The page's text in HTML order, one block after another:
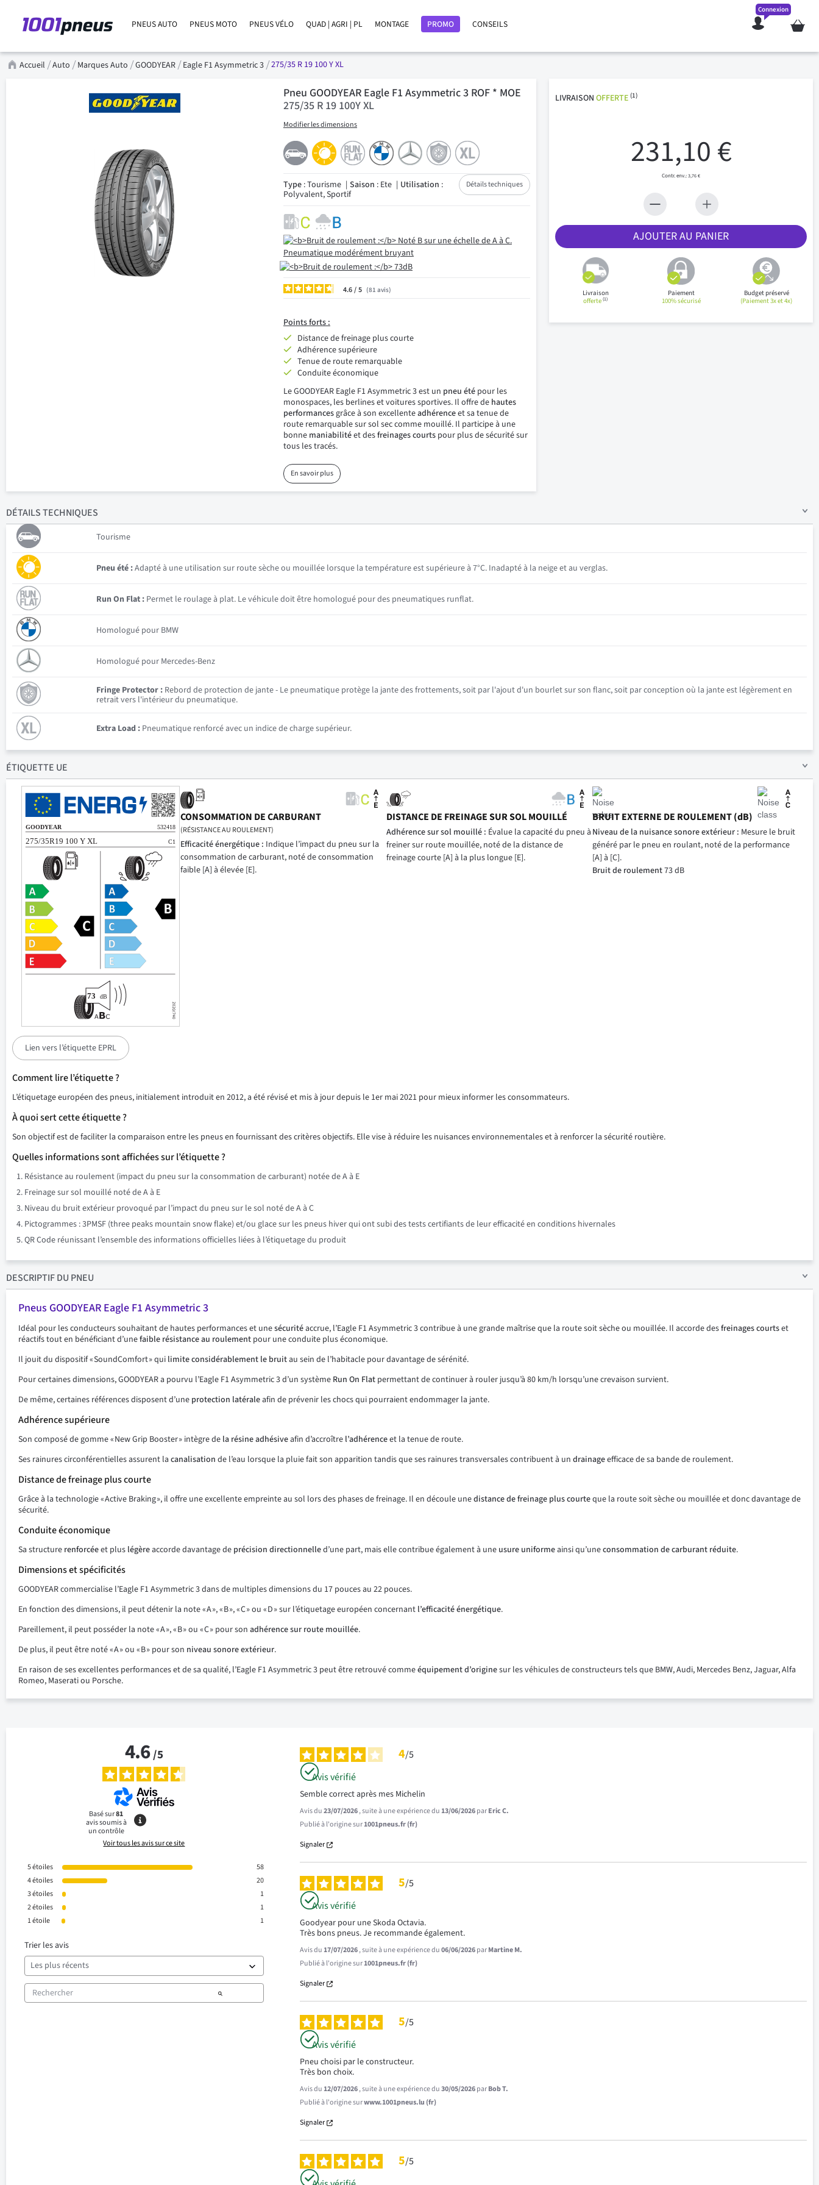
PNEUS AUTO PNEUS MOTO PNEUS VÉLO QUAD | AGRI | PL MONTAGE PROMO CONSEILS Mon
Connexion
Accueil Auto Marques Auto GOODYEAR Eagle F1 Asymmetric 3 275/35 R 19 100 Y XL
Pneu GOODYEAR Eagle F1 Asymmetric 3 ROF * MOE
275/35 R 19 100Y XL
Modifier les dimensions
Détails techniques
Type: Tourisme Saison : Ete Utilisation :
Polyvalent, Sportif
4.6/ 81 avis
Pointsforts :
Distance de freinage plus courte
Adhérence supérieure
Tenue de route remarquable
Conduite économique
Le GOODYEAR Eagle F1 Asymmetric 3 est un pneu étépour les
monospaces, les berlines et voitures sportives. Il offre de hautes
performancesgrâce à son excellenteadhérenceet sa tenue de
route remarquable sur sol sec comme mouillé. Il participe à une
bonne maniabilitéet desfreinages courts pour plus de sécurité sur
tous les tracés.
En savoir plus
LIVRAISONOFFERTE (1)
231,10 €
3,76 €
AJOUTER AU PANIER
Livraison
offerte(1)
Paiement
100% sécurisé
Budget préservé
(Paiement 3x et 4x)
DÉTAILSTECHNIQUES
Tourisme
Pneu été :Adapté à une utilisation sur route sèche ou mouillée lorsque la température est supérieure à 7°C. Inadapté à la neige et au verglas.
Run On Flat : Permet le roulage à plat. Le véhicule doit être homologué pour des pneumatiques runflat.
Homologué pour BMW
Homologué pour Mercedes-Benz
Fringe Protector : Rebord de protection de jante - Le pneumatique protège la jante des frottements, soit par l'ajout d'un bourlet sur son flanc, soit par conception où la jante est légèrement en
retrait vers l'intérieur du pneumatique.
Extra Load : Pneumatique renforcé avec un indice de charge supérieur.
ÉTIQUETTE UE
CONSOMMATION DE CARBURANT
(RÉSISTANCE AU ROULEMENT)
Efficacité énergétique : Indique l’impact du pneu sur la
consommation de carburant, noté de consommation
faible [A] à élevée [E].
DISTANCE DE FREINAGE SUR SOL MOUILLÉ
Adhérence sur sol mouillé : Évalue la capacité du pneu à
freiner sur route mouillée, noté de la distance de
freinage courte [A] à la plus longue [E].
BRUIT EXTERNE DE ROULEMENT (dB)
Niveau de la nuisance sonore extérieur : Mesure le bruit
généré par le pneu en roulant, noté de la performance
[A] à [C].
Bruit de roulement73 dB
Lien vers l’étiquette EPRL
Comment lire l’étiquette ?
L’étiquetage européen des pneus, initialement introduit en 2012, a été révisé et mis à jour depuis le 1er mai 2021 pour mieux informer les consommateurs.
À quoi sert cette étiquette ?
Son objectif est de faciliter la comparaison entre les pneus en fournissant des critères objectifs. Elle vise à réduire les nuisances environnementales et à renforcer la sécurité routière.
Quelles informations sont affichées sur l’étiquette ?
Résistance au roulement (impact du pneu sur la consommation de carburant) notée de A à E
Freinage sur sol mouillé noté de A à E
Niveau du bruit extérieur provoqué par l’impact du pneu sur le sol noté de A à C
Pictogrammes : 3PMSF (three peaks mountain snow flake) et/ou glace sur les pneus hiver qui ont subi des tests certifiants de leur efficacité en conditions hivernales
QR Code réunissant l’ensemble des informations officielles liées à l’étiquetage du produit
DESCRIPTIFDU PNEU
Pneus GOODYEAR Eagle F1 Asymmetric 3
Idéal pour les conducteurs souhaitant de hautes performances et unesécuritéaccrue, l’Eagle F1 Asymmetric 3 contribue à une grande maîtrise que la route soit sèche ou mouillée. Il accorde desfreinages courtset
réactifs tout en bénéficiant d’unefaible résistance au roulement pour une conduite plus économique.
Il jouit du dispositif « SoundComfort » qui limite considérablement le bruitau sein de l’habitacle pour davantage de sérénité.
Pour certaines dimensions, GOODYEAR a pourvu l’Eagle F1 Asymmetric 3 d’un système Run On Flat permettant de continuer à rouler jusqu’à 80 km/h lorsqu’une crevaison survient.
De même, certaines références disposent d’une protection latéraleafin de prévenir les chocs qui pourraient endommager la jante.
Adhérence supérieure
Son composé de gomme « New Grip Booster » intègre de la résine adhésiveafin d’accroître l’adhérenceet la tenue de route.
Ses rainures circonférentielles assurent la canalisation de l’eau lorsque la pluie fait son apparition tandis que ses rainures transversales contribuent à un drainageefficace de sa bande de roulement.
Distance de freinage plus courte
Grâce à la technologie « Active Braking », il offre une excellente empreinte au sol lors des phases de freinage. Il en découle unedistance de freinage plus courteque la route soit sèche ou mouillée et donc davantage de
sécurité.
Conduite économique
Sa structure renforcéeet plus légèreaccorde davantage de précision directionnelled’une part, mais elle contribue également à une usure uniformeainsi qu’uneconsommation de carburant réduite.
Dimensions et spécificités
GOODYEAR commercialise l’Eagle F1 Asymmetric 3 dans de multiples dimensions du 17 pouces au 22 pouces.
En fonction des dimensions, il peut détenir la note « A », « B », « C » ou « D » sur l’étiquetage européen concernant l’efficacité énergétique.
Pareillement, il peut posséder la note « A », « B » ou « C » pour son adhérence sur route mouillée.
De plus, il peut être noté « A » ou « B » pour son niveau sonore extérieur.
En raison de ses excellentes performances et de sa qualité, l’Eagle F1 Asymmetric 3 peut être retrouvé commeéquipement d’originesur les véhicules de constructeurs tels que BMW, Audi, Mercedes Benz, Jaguar, Alfa
Romeo, Maserati ou Porsche.
4.6/5
Basé sur81
avis soumis à
un contrôle
Voir tous les avis sur ce site
5étoiles
58
4étoiles
20
3étoiles
1
2étoiles
1
1étoile 1
Trier les avis
4/5
Avis vérifié
Semble correct après mes Michelin
Avis du23/07/2026, suite à une expérience du13/06/2026parEric C.
Publié à l'origine sur1001pneus.fr (fr)
Signaler
5/5
Avis vérifié
Goodyear pour une Skoda Octavia.
Très bons pneus. Je recommande également.
Avis du17/07/2026, suite à une expérience du06/06/2026parMartine M.
Publié à l'origine sur1001pneus.fr (fr)
Signaler
5/5
Avis vérifié
Pneu choisi par le constructeur.
Très bon choix.
Avis du12/07/2026, suite à une expérience du30/05/2026parBob T.
Publié à l'origine surwww.1001pneus.lu (fr)
Signaler
5/5